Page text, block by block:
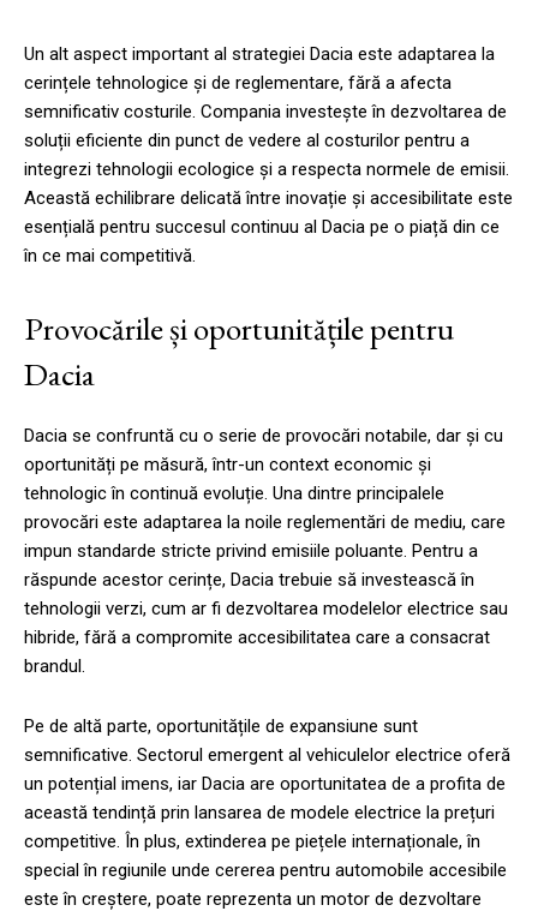
Un alt aspect important al strategiei Dacia este adaptarea la
cerințele tehnologice și de reglementare, fără a afecta
semnificativ costurile. Compania investește în dezvoltarea de
soluții eficiente din punct de vedere al costurilor pentru a
integrezi tehnologii ecologice și a respecta normele de emisii.
Această echilibrare delicată între inovație și accesibilitate este
esențială pentru succesul continuu al Dacia pe o piață din ce
în ce mai competitivă.
Provocările și oportunitățile pentru
Dacia
Dacia se confruntă cu o serie de provocări notabile, dar și cu
oportunități pe măsură, într-un context economic și
tehnologic în continuă evoluție. Una dintre principalele
provocări este adaptarea la noile reglementări de mediu, care
impun standarde stricte privind emisiile poluante. Pentru a
răspunde acestor cerințe, Dacia trebuie să investească în
tehnologii verzi, cum ar fi dezvoltarea modelelor electrice sau
hibride, fără a compromite accesibilitatea care a consacrat
brandul.
Pe de altă parte, oportunitățile de expansiune sunt
semnificative. Sectorul emergent al vehiculelor electrice oferă
un potențial imens, iar Dacia are oportunitatea de a profita de
această tendință prin lansarea de modele electrice la prețuri
competitive. În plus, extinderea pe piețele internaționale, în
special în regiunile unde cererea pentru automobile accesibile
este în creștere, poate reprezenta un motor de dezvoltare